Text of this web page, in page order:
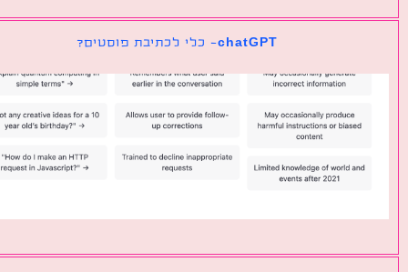
chatGPT- כלי לכתיבת פוסטים?